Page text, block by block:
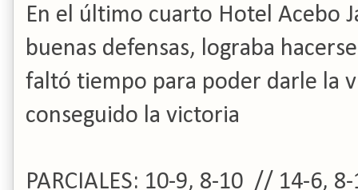
En el último cuarto Hotel Acebo
buenas defensas, lograba
faltó tiempo para poder darle la
conseguido la victoria
PARCIALES: 10-9, 8-10 // 14-6,